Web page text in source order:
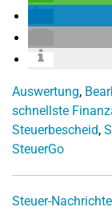
Auswertung,
schnellste
Steuerbescheid,
SteuerGo
Steuer-